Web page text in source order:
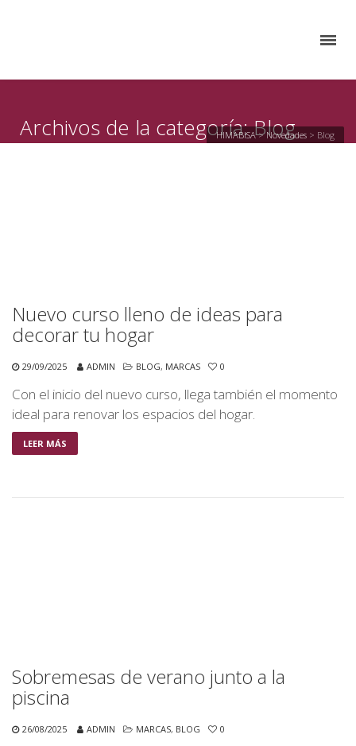
Archivos de la categoría: Blog
HIMABISA>Novedades > Blog
Nuevo curso lleno de ideas para
decorar tu hogar
29/09/2025 ADMIN BLOG, MARCAS 0
Con el inicio del nuevo curso, llega también el momento
ideal para renovar los espacios del hogar.
LEER MÁS
Sobremesas de verano junto a la
piscina
26/08/2025 ADMIN MARCAS, BLOG 0